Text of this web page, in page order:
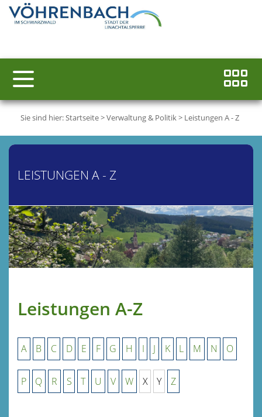
Sie sind hier:Startseite>Verwaltung & Politik> Leistungen A - Z
LEISTUNGEN A - Z
Leistungen A-Z
A B C D E F G H I J K L M N O
P Q R S T U V W X Y Z